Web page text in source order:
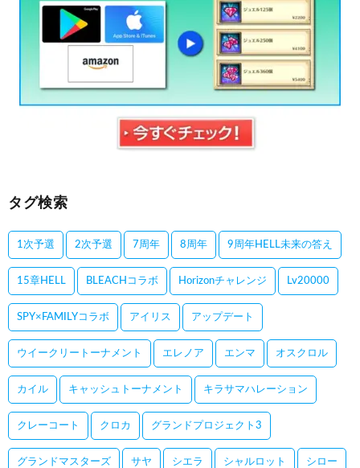
タグ検索
1次予選 2次予選 7周年 8周年 9周年HELL未来の答え
15章HELL BLEACHコラボ Horizonチャレンジ Lv20000
SPY×FAMILYコラボ アイリス アップデート
ウイークリートーナメント エレノア エンマ オスクロル
カイル キャッシュトーナメント キラサマハレーション
クレーコート クロカ グランドプロジェクト3
グランドマスターズ サヤ シエラ シャルロット シロー